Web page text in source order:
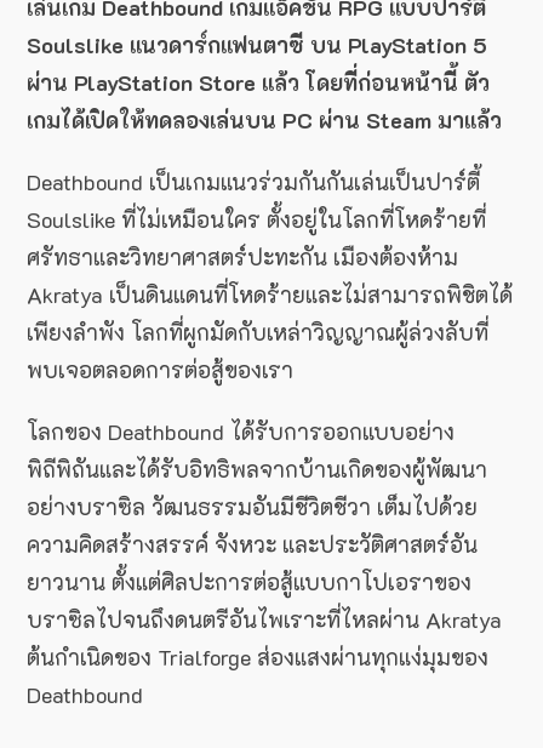
เล่นเกม Deathbound เกมแอ็คชั่น RPG แบบปาร์ตี้
Soulslike แนวดาร์กแฟนตาซี บน PlayStation 5
ผ่าน PlayStation Store แล้ว โดยที่ก่อนหน้านี้ ตัว
เกมได้เปิดให้ทดลองเล่นบน PC ผ่าน Steam มาแล้ว
Deathbound เป็นเกมแนวร่วมกันกันเล่นเป็นปาร์ตี้
Soulslike ที่ไม่เหมือนใคร ตั้งอยู่ในโลกที่โหดร้ายที่
ศรัทธาและวิทยาศาสตร์ปะทะกัน เมืองต้องห้าม
Akratya เป็นดินแดนที่โหดร้ายและไม่สามารถพิชิตได้
เพียงลำพัง โลกที่ผูกมัดกับเหล่าวิญญาณผู้ล่วงลับที่
พบเจอตลอดการต่อสู้ของเรา
โลกของ Deathbound ได้รับการออกแบบอย่าง
พิถีพิถันและได้รับอิทธิพลจากบ้านเกิดของผู้พัฒนา
อย่างบราซิล วัฒนธรรมอันมีชีวิตชีวา เต็มไปด้วย
ความคิดสร้างสรรค์ จังหวะ และประวัติศาสตร์อัน
ยาวนาน ตั้งแต่ศิลปะการต่อสู้แบบกาโปเอราของ
บราซิลไปจนถึงดนตรีอันไพเราะที่ไหลผ่าน Akratya
ต้นกำเนิดของ Trialforge ส่องแสงผ่านทุกแง่มุมของ
Deathbound